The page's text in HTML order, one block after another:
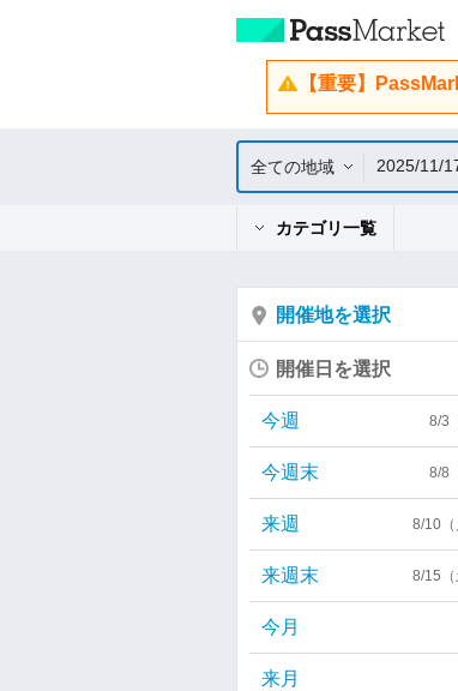
【重要】
全ての地域 2025/11/
カテゴリ一覧
開催地を選択
開催日を選択
今週 8/3
今週末 8/8
来週 8/10（
来週末 8/15（
今月
来月